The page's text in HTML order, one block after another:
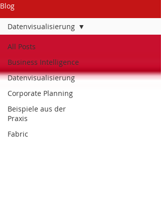
Blog
All Posts
Business Intelligence
Datenvisualisierung
Corporate Planning
Beispiele aus der
Praxis
Fabric
Datenvisualisierung